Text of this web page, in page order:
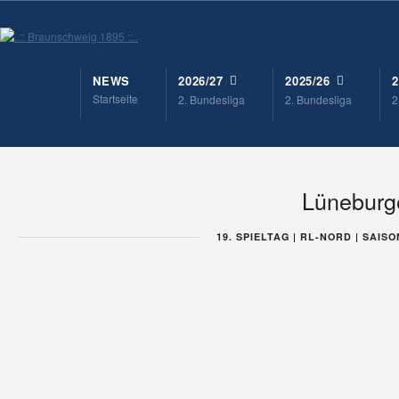
NEWS
Startseite
2026/27
2. Bundesliga
2025/26
2. Bundesliga
19. SPIELTAG | RL-NORD |